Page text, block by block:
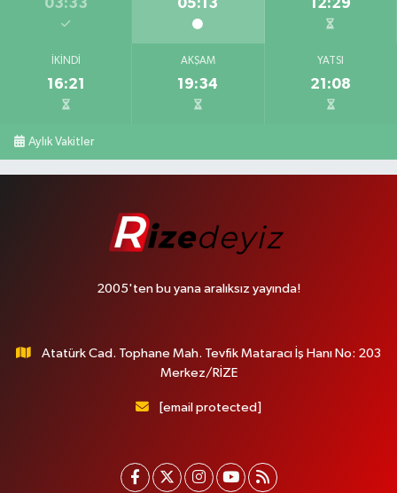
İKINDI
16:21
AKŞAM
19:34
YATSI
21:08
Aylık Vakitler
2005'ten bu yana aralıksız yayında!
Atatürk Cad. Tophane Mah. Tevfik Mataracı İş Hanı No: 203
Merkez/RİZE
[email protected]